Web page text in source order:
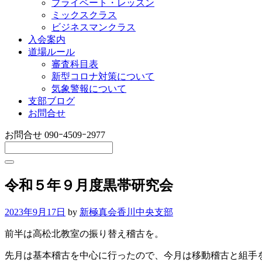
プライベート・レッスン
ミックスクラス
ビジネスマンクラス
入会案内
道場ルール
審査科目表
新型コロナ対策について
気象警報について
支部ブログ
お問合せ
お問合せ 090ｰ4509ｰ2977
令和５年９月度黒帯研究会
2023年9月17日 by 新極真会香川中央支部
前半は高松北教室の振り替え稽古を。
先月は基本稽古を中心に行ったので、今月は移動稽古と組手